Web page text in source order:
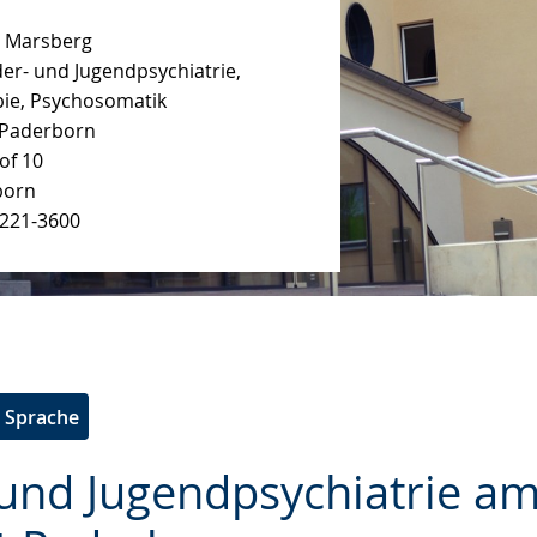
Marsberg
und Jugendpsychiatrie,
Psychosomatik
10
3600
Jugendpsychiatrie am